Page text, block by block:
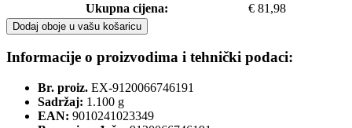
Ukupna cijena:
€ 81,98
Dodaj oboje u vašu košaricu
Informacije o proizvodima i tehnički podaci:
Br. proiz. EX-9120066746191
Sadržaj: 1.100 g
EAN: 9010241023349